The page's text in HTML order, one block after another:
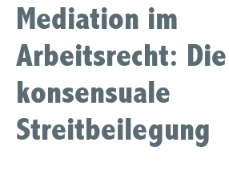
Mediation im
Arbeitsrecht: Die
konsensuale
Streitbeilegung